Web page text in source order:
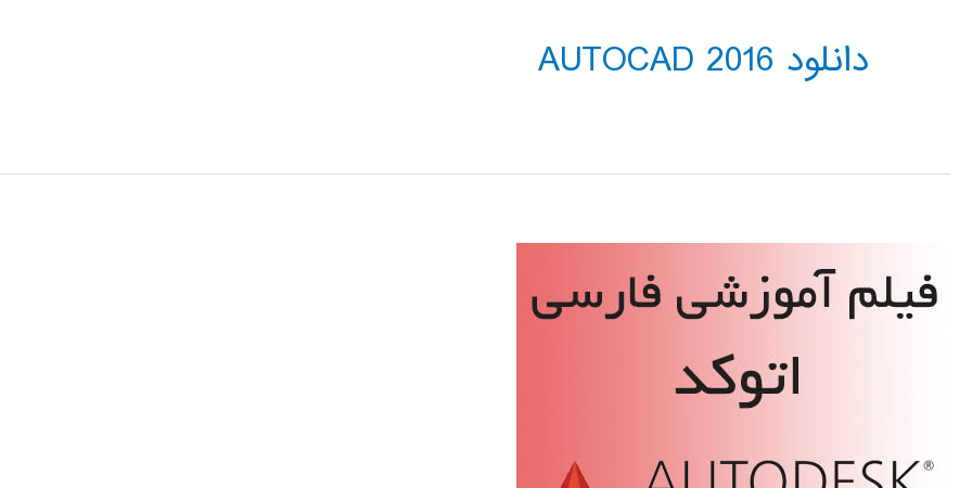
دانلود AUTOCAD 2016